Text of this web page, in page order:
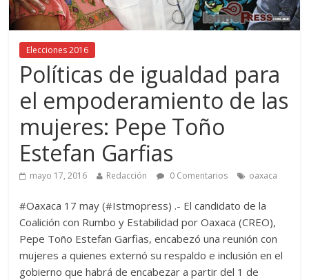
Elecciones 2016
Políticas de igualdad para
el empoderamiento de las
mujeres: Pepe Toño
Estefan Garfias
mayo 17, 2016 Redacción 0 Comentarios oaxaca
#Oaxaca 17 may (#Istmopress) .- El candidato de la
Coalición con Rumbo y Estabilidad por Oaxaca (CREO),
Pepe Toño Estefan Garfias, encabezó una reunión con
mujeres a quienes externó su respaldo e inclusión en el
gobierno que habrá de encabezar a partir del 1 de